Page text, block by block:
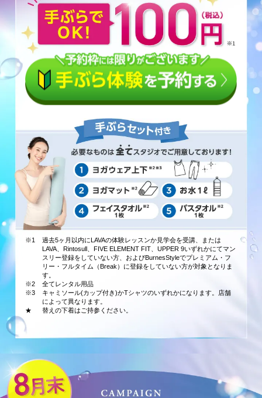
※1
過去5ヶ月以内にLAVAの体験レッスンか見学会を受講、または
LAVA、Rintosull、FIVE ELEMENT FIT、UPPER 9いずれかにてマン
スリー登録をしていない方、およびBurnesStyleでプレミアム・フ
リー・フルタイム（Break）に登録をしていない方が対象となりま
す。
※2
全てレンタル用品
※3
キャミソール(カップ付き)かTシャツのいずれかになります。店舗
によって異なります。
★
替えの下着はご持参ください。